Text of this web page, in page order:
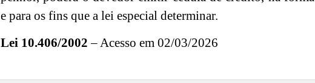
e para os fins que a lei especial determinar.
Lei 10.406/2002 – Acesso em 02/03/2026